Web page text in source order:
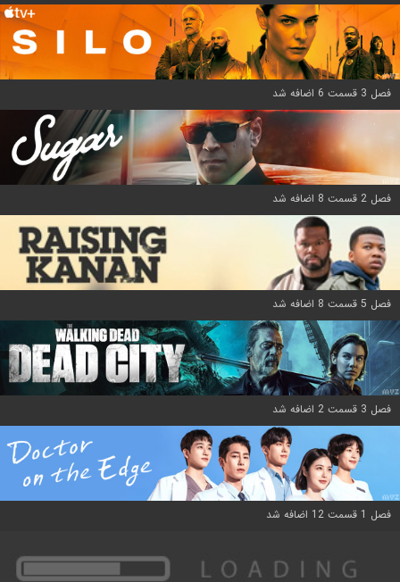
فصل 3 قسمت 6 اضافه شد
فصل 2 قسمت 8 اضافه شد
فصل 5 قسمت 8 اضافه شد
فصل 3 قسمت 2 اضافه شد
فصل 1 قسمت 12 اضافه شد